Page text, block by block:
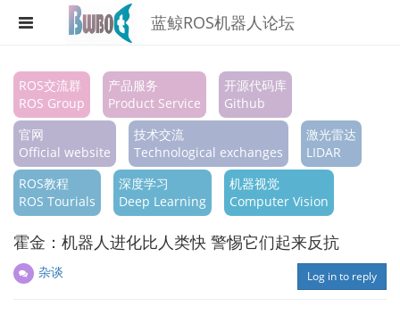
蓝鲸ROS机器人论坛
Register
Login
Search
Categories
ROS交流群
ROS Group
产品服务
Product Service
开源代码库
Github
官网
Official website
技术交流
Technological exchanges
激光雷达
LIDAR
ROS教程
ROS Tourials
深度学习
Deep Learning
机器视觉
Computer Vision
霍金：机器人进化比人类快 警惕它们起来反抗
杂谈 Log in to reply